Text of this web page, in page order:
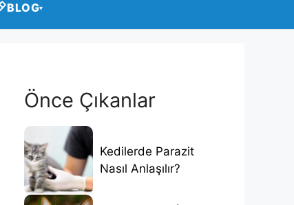
BLOG▾
Önce Çıkanlar
Kedilerde Parazit
Nasıl Anlaşılır?